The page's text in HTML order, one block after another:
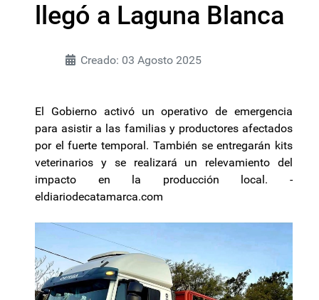
llegó a Laguna Blanca
Creado: 03 Agosto 2025
El Gobierno activó un operativo de emergencia
para asistir a las familias y productores afectados
por el fuerte temporal. También se entregarán kits
veterinarios y se realizará un relevamiento del
impacto en la producción local. -
eldiariodecatamarca.com